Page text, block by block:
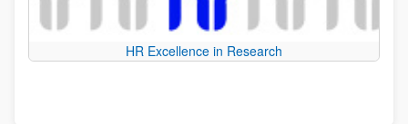
HR Excellence in Research